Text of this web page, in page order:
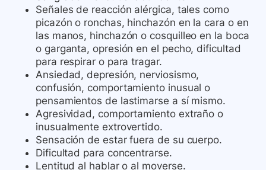
Señales de reacción alérgica, tales como
picazón o ronchas, hinchazón en la cara o en
las manos, hinchazón o cosquilleo en la boca
o garganta, opresión en el pecho, dificultad
para respirar o para tragar.
Ansiedad, depresión, nerviosismo,
confusión, comportamiento inusual o
pensamientos de lastimarse a sí mismo.
Agresividad, comportamiento extraño o
inusualmente extrovertido.
Sensación de estar fuera de su cuerpo.
Dificultad para concentrarse.
Lentitud al hablar o al moverse.